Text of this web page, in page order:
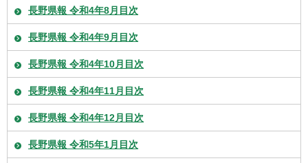
長野県報 令和4年8月目次
長野県報 令和4年9月目次
長野県報 令和4年10月目次
長野県報 令和4年11月目次
長野県報 令和4年12月目次
長野県報 令和5年1月目次